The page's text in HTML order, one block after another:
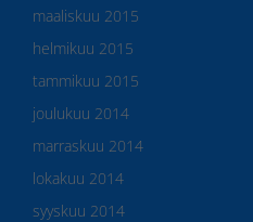
maaliskuu 2015
helmikuu 2015
tammikuu 2015
joulukuu 2014
marraskuu 2014
lokakuu 2014
syyskuu 2014